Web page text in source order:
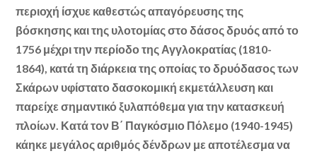
περιοχή ίσχυε καθεστώς απαγόρευσης της
βόσκησης και της υλοτομίας στο δάσος δρυός από το
1756 μέχρι την περίοδο της Αγγλοκρατίας (1810-
1864), κατά τη διάρκεια της οποίας το δρυόδασος των
Σκάρων υφίστατο δασοκομική εκμετάλλευση και
παρείχε σημαντικό ξυλαπόθεμα για την κατασκευή
πλοίων. Κατά τον Β΄ Παγκόσμιο Πόλεμο (1940-1945)
κάηκε μεγάλος αριθμός δένδρων με αποτέλεσμα να